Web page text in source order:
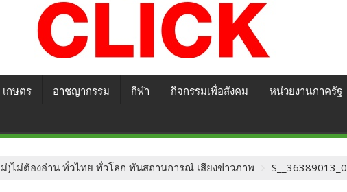
เกษตร อาชญากรรม กีฬา กิจกรรมเพื่อสังคม หน่วยงานภาครัฐ
ไม่ต้องอ่าน ทั่วไทย ทั่วโลก ทันสถานการณ์ เสียงข่าวภาพ S__36389013_0